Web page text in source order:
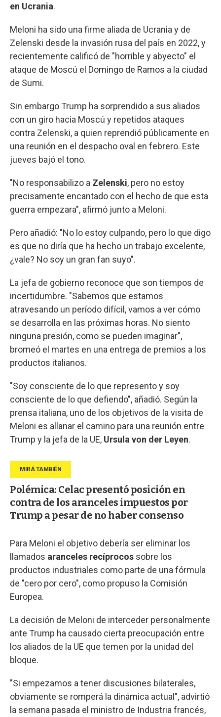
en Ucrania.
Meloni ha sido una firme aliada de Ucrania y de
Zelenski desde la invasión rusa del país en 2022, y
recientemente calificó de "horrible y abyecto" el
ataque de Moscú el Domingo de Ramos a la ciudad
de Sumi.
Sin embargo Trump ha sorprendido a sus aliados
con un giro hacia Moscú y repetidos ataques
contra Zelenski, a quien reprendió públicamente en
una reunión en el despacho oval en febrero. Este
jueves bajó el tono.
"No responsabilizo a Zelenski, pero no estoy
precisamente encantado con el hecho de que esta
guerra empezara", afirmó junto a Meloni.
Pero añadió: "No lo estoy culpando, pero lo que digo
es que no diría que ha hecho un trabajo excelente,
¿vale? No soy un gran fan suyo".
La jefa de gobierno reconoce que son tiempos de
incertidumbre. "Sabemos que estamos
atravesando un período difícil, vamos a ver cómo
se desarrolla en las próximas horas. No siento
ninguna presión, como se pueden imaginar",
bromeó el martes en una entrega de premios a los
productos italianos.
"Soy consciente de lo que represento y soy
consciente de lo que defiendo", añadió. Según la
prensa italiana, uno de los objetivos de la visita de
Meloni es allanar el camino para una reunión entre
Trump y la jefa de la UE, Ursula von der Leyen.
Polémica: Celac presentó posición en
contra de los aranceles impuestos por
Trump a pesar de no haber consenso
Para Meloni el objetivo debería ser eliminar los
llamados aranceles recíprocos sobre los
productos industriales como parte de una fórmula
de "cero por cero", como propuso la Comisión
Europea.
La decisión de Meloni de interceder personalmente
ante Trump ha causado cierta preocupación entre
los aliados de la UE que temen por la unidad del
bloque.
"Si empezamos a tener discusiones bilaterales,
obviamente se romperá la dinámica actual", advirtió
la semana pasada el ministro de Industria francés,